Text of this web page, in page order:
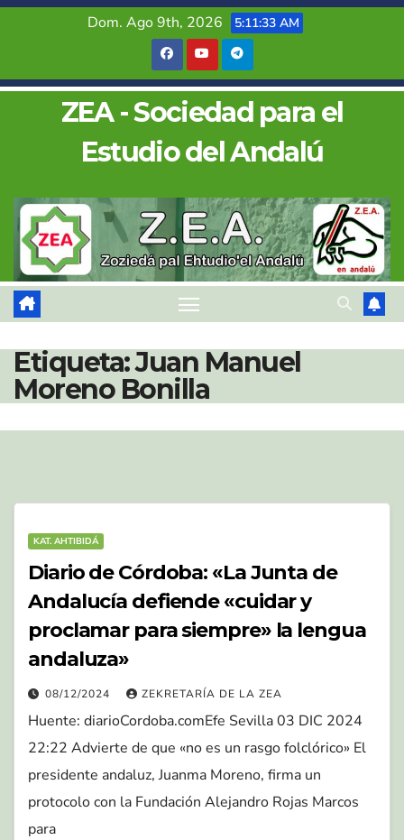
Saltar
Dom. Ago 9th, 2026 5:11:34 AM
ZEA - Sociedad para el
Estudio del Andalú
Etiqueta:Juan Manuel
Moreno Bonilla
KAT. AHTIBIDÁ
Diario de Córdoba: «La Junta de
Andalucía defiende «cuidar y
proclamar para siempre» la lengua
andaluza»
08/12/2024 ZEKRETARÍA DE LA ZEA
Huente: diarioCordoba.comEfe Sevilla 03 DIC 2024
22:22 Advierte de que «no es un rasgo folclórico» El
presidente andaluz, Juanma Moreno, firma un
protocolo con la Fundación Alejandro Rojas Marcos
para